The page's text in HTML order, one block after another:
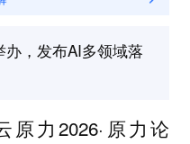
，发布AI多领域落
原力2026·原力论